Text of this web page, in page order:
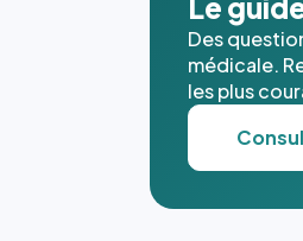
Le
Des
médicale.
les plus